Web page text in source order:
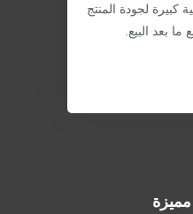
كبيرة لجودة المنتج
بعد البيع.